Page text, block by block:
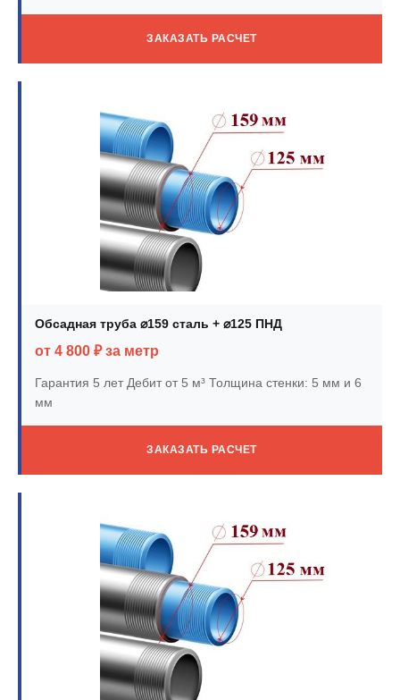
ЗАКАЗАТЬ РАСЧЕТ
Обсадная труба ⌀159 сталь + ⌀125 ПНД
от 4 800 ₽ за метр
Гарантия 5 летДебит от 5 м³ Толщина стенки: 5 мм и 6
мм
ЗАКАЗАТЬ РАСЧЕТ